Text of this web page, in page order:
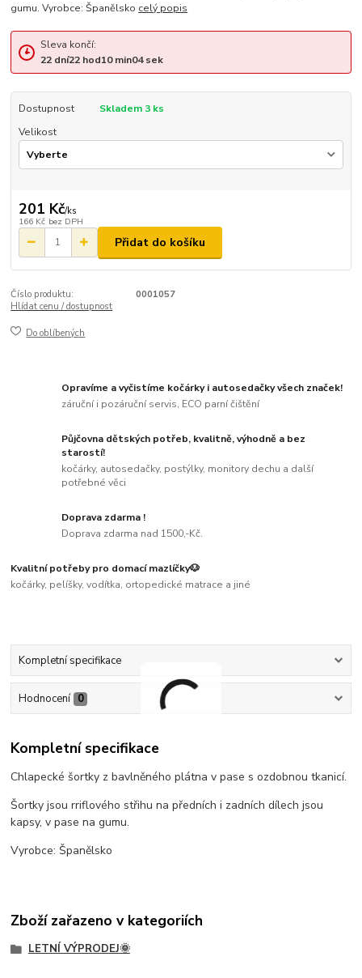
gumu. Vyrobce: Španělsko celý popis
Sleva končí:
22 dní22hod10min04sek
Dostupnost
Skladem 3 ks
Velikost
201 Kč/ks
166 Kč bez DPH
Přidat do košíku
Číslo produktu:
0001057
Hlídat cenu / dostupnost
Do oblíbených
Opravíme a vyčistíme kočárky i autosedačky všech značek!
záruční i pozáruční servis, ECO parní čištění
Půjčovna dětských potřeb, kvalitně, výhodně a bez
starostí!
kočárky, autosedačky, postýlky, monitory dechu a další
potřebné věci
Doprava zdarma !
Doprava zdarma nad 1500,-Kč.
Kvalitní potřeby pro domací mazlíčky🐶
kočárky, pelíšky, vodítka, ortopedické matrace a jiné
Kompletní specifikace
Hodnocení 0
Kompletní specifikace
Chlapecké šortky z bavlněného plátna v pase s ozdobnou tkanicí.
Šortky jsou rriflového střihu na předních i zadních dílech jsou
kapsy, v pase na gumu.
Vyrobce: Španělsko
Zboží zařazeno v kategoriích
LETNÍ VÝPRODEJ🌞